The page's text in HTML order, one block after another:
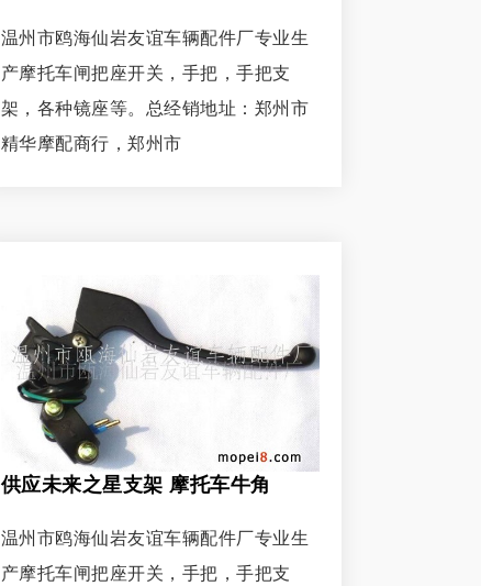
温州市鸥海仙岩友谊车辆配件厂专业生
产摩托车闸把座开关，手把，手把支
架，各种镜座等。总经销地址：郑州市
精华摩配商行，郑州市
供应未来之星支架 摩托车牛角
温州市鸥海仙岩友谊车辆配件厂专业生
产摩托车闸把座开关，手把，手把支